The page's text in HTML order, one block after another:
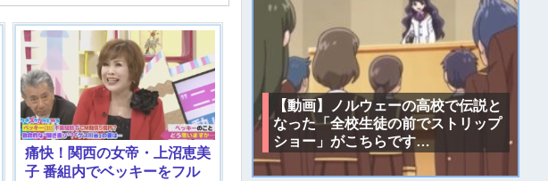
痛快！関西の女帝・上沼恵美
子 番組内でベッキーをフル
【動画】ノルウェーの高校で伝説と
なった「全校生徒の前でストリップ
ショー」がこちらです…